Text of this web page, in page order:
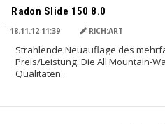
Radon Slide 150 8.0
18.11.12 11:39 RICH:ART
Strahlende Neuauflage des
Preis/Leistung. Die All Mountain-
Qualitäten.